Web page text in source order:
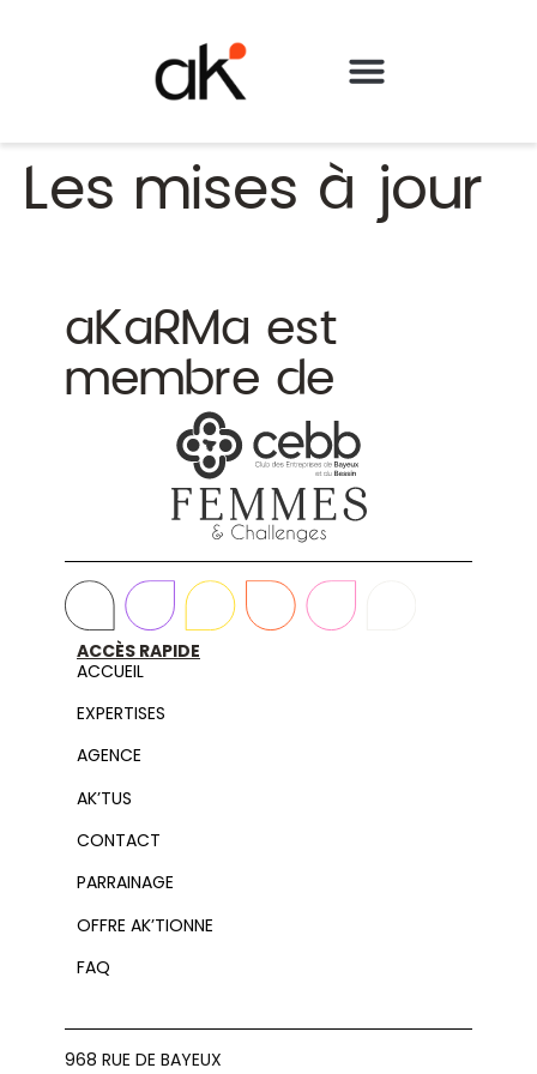
Les mises à jour
aKaRMa est
membre de
ACCÈS RAPIDE
ACCUEIL
EXPERTISES
AGENCE
AK’TUS
CONTACT
PARRAINAGE
OFFRE AK’TIONNE
FAQ
968 RUE DE BAYEUX